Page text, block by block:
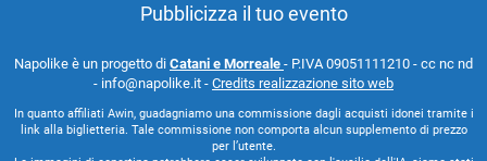
Pubblicizza il tuo evento
Napolike è un progetto di Catani e Morreale - P.IVA 09051111210 - cc nc nd
- info@napolike.it - Credits realizzazione sito web
In quanto affiliati Awin, guadagniamo una commissione dagli acquisti idonei tramite i
link alla biglietteria. Tale commissione non comporta alcun supplemento di prezzo
per l’utente.